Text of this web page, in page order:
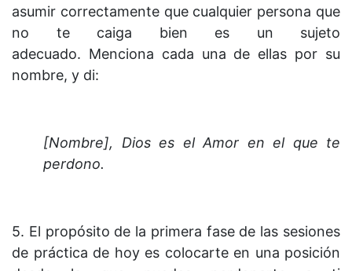
asumir correctamente que cualquier persona que
no te caiga bien es un sujeto
adecuado. Menciona cada una de ellas por su
nombre, y di:
[Nombre], Dios es el Amor en el que te
perdono.
5. El propósito de la primera fase de las sesiones
de práctica de hoy es colocarte en una posición